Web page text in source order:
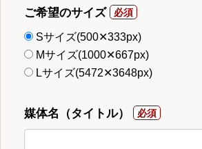
ご希望のサイズ
Sサイズ(500✕333px)
Mサイズ(1000✕667px)
Lサイズ(5472✕3648px)
媒体名（タイトル）